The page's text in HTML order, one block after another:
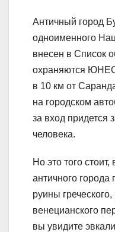
Античный город
одноименного
внесен в Список
охраняются
в 10 км от
на городском
за вход придется
человека.
Но это того
античного города
руины
венецианского
вы увидите